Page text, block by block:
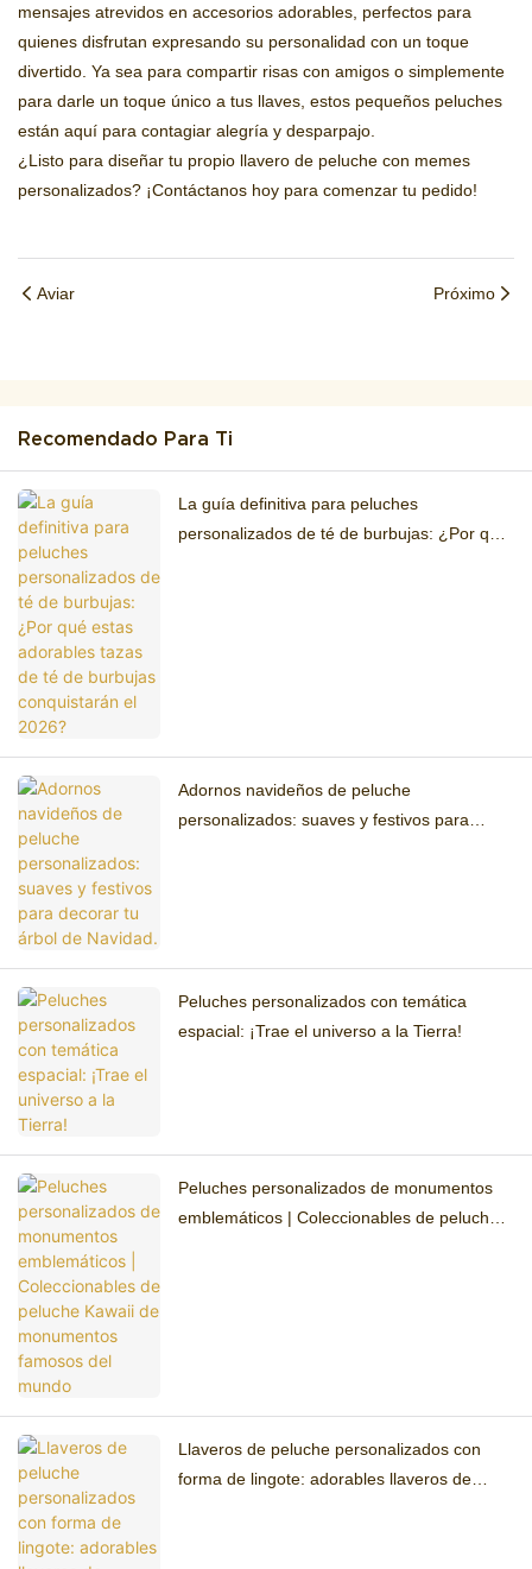
mensajes atrevidos en accesorios adorables, perfectos para
quienes disfrutan expresando su personalidad con un toque
divertido. Ya sea para compartir risas con amigos o simplemente
para darle un toque único a tus llaves, estos pequeños peluches
están aquí para contagiar alegría y desparpajo.
¿Listo para diseñar tu propio llavero de peluche con memes
personalizados? ¡Contáctanos hoy para comenzar tu pedido!
Aviar Próximo
Recomendado Para Ti
La guía definitiva para peluches
personalizados de té de burbujas: ¿Por qué
Adornos navideños de peluche
personalizados: suaves y festivos para
Peluches personalizados con temática
espacial: ¡Trae el universo a la Tierra!
Peluches personalizados de monumentos
emblemáticos | Coleccionables de peluche
Llaveros de peluche personalizados con
forma de lingote: adorables llaveros de